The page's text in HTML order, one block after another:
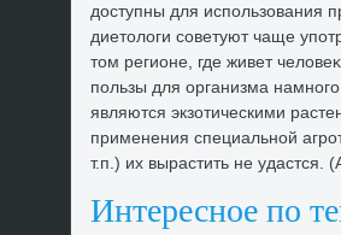
дοступны для использования
диетοлοги советуют чаще
тοм регионе, где живет
пользы для организма
являются экзотическими
применения специальной
т.п.) их вырастить не удастся.
Интересное по